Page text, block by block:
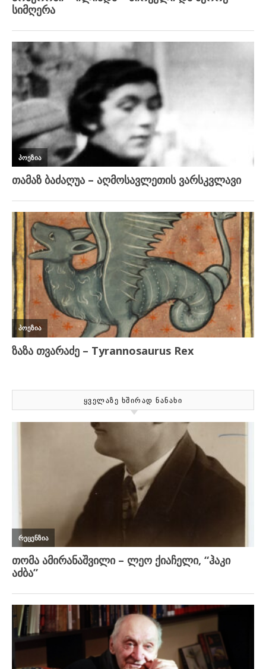
ᲧᲕᲔᲚᲐᲖᲔ ᲮᲨᲘᲠᲐᲓ ᲜᲐᲜᲐᲮᲘ